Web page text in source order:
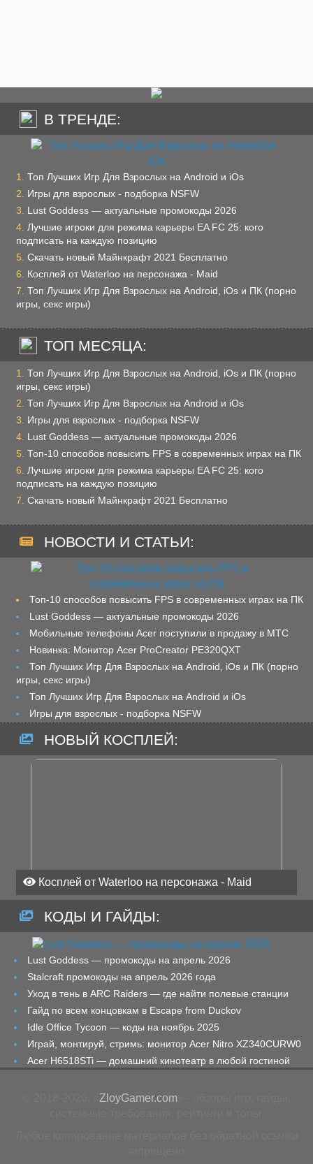
В ТРЕНДЕ:
Топ Лучших Игр Для Взрослых на Android и iOs
Игры для взрослых - подборка NSFW
Lust Goddess — актуальные промокоды 2026
Лучшие игроки для режима карьеры EA FC 25: кого
подписать на каждую позицию
Скачать новый Майнкрафт 2021 Бесплатно
Косплей от Waterloo на персонажа - Maid
Топ Лучших Игр Для Взрослых на Android, iOs и ПК (порно
игры, секс игры)
ТОП МЕСЯЦА:
Топ Лучших Игр Для Взрослых на Android, iOs и ПК (порно
игры, секс игры)
Топ Лучших Игр Для Взрослых на Android и iOs
Игры для взрослых - подборка NSFW
Lust Goddess — актуальные промокоды 2026
Топ-10 способов повысить FPS в современных играх на ПК
Лучшие игроки для режима карьеры EA FC 25: кого
подписать на каждую позицию
Скачать новый Майнкрафт 2021 Бесплатно
НОВОСТИ И СТАТЬИ:
Топ-10 способов повысить FPS в современных играх на ПК
Lust Goddess — актуальные промокоды 2026
Мобильные телефоны Acer поступили в продажу в МТС
Новинка: Монитор Acer ProCreator PE320QXT
Топ Лучших Игр Для Взрослых на Android, iOs и ПК (порно
игры, секс игры)
Топ Лучших Игр Для Взрослых на Android и iOs
Игры для взрослых - подборка NSFW
НОВЫЙ КОСПЛЕЙ:
Косплей от Waterloo на персонажа - Maid
КОДЫ И ГАЙДЫ:
Lust Goddess — промокоды на апрель 2026
Stalcraft промокоды на апрель 2026 года
Уход в тень в ARC Raiders — где найти полевые станции
Гайд по всем концовкам в Escape from Duckov
Idle Office Tycoon — коды на ноябрь 2025
Играй, монтируй, стримь: монитор Acer Nitro XZ340CURW0
Acer H6518STi — домашний кинотеатр в любой гостиной
ZloyGamer.com